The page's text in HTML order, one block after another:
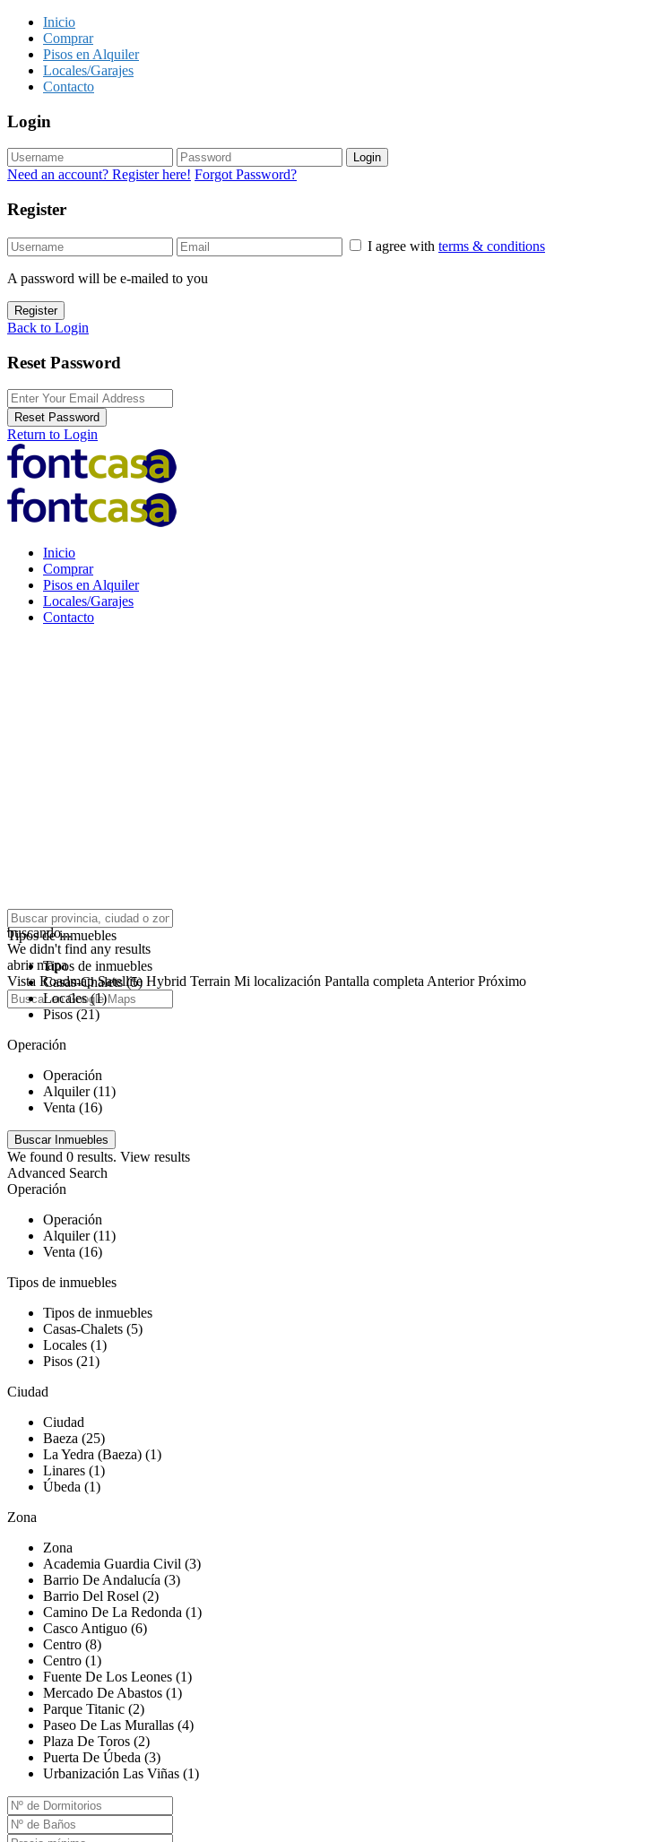
Inicio
Comprar
Pisos en Alquiler
Locales/Garajes
Contacto
Login
Login
Need an account? Register here! Forgot Password?
Register
I agree with terms & conditions
A password will be e-mailed to you
Register
Back to Login
Reset Password
Reset Password
Return to Login
Inicio
Comprar
Pisos en Alquiler
Locales/Garajes
Contacto
click to enable zoom
buscando...
We didn't find any results
abrir mapa
Vista Roadmap Satellite Hybrid Terrain Mi localización Pantalla completa Anterior Próximo
Tipos de inmuebles
Tipos de inmuebles
Casas-Chalets (5)
Locales (1)
Pisos (21)
Operación
Operación
Alquiler (11)
Venta (16)
We found 0 results. View results
Advanced Search
Operación
Operación
Alquiler (11)
Venta (16)
Tipos de inmuebles
Tipos de inmuebles
Casas-Chalets (5)
Locales (1)
Pisos (21)
Ciudad
Ciudad
Baeza (25)
La Yedra (Baeza) (1)
Linares (1)
Úbeda (1)
Zona
Zona
Academia Guardia Civil (3)
Barrio De Andalucía (3)
Barrio Del Rosel (2)
Camino De La Redonda (1)
Casco Antiguo (6)
Centro (8)
Centro (1)
Fuente De Los Leones (1)
Mercado De Abastos (1)
Parque Titanic (2)
Paseo De Las Murallas (4)
Plaza De Toros (2)
Puerta De Úbeda (3)
Urbanización Las Viñas (1)